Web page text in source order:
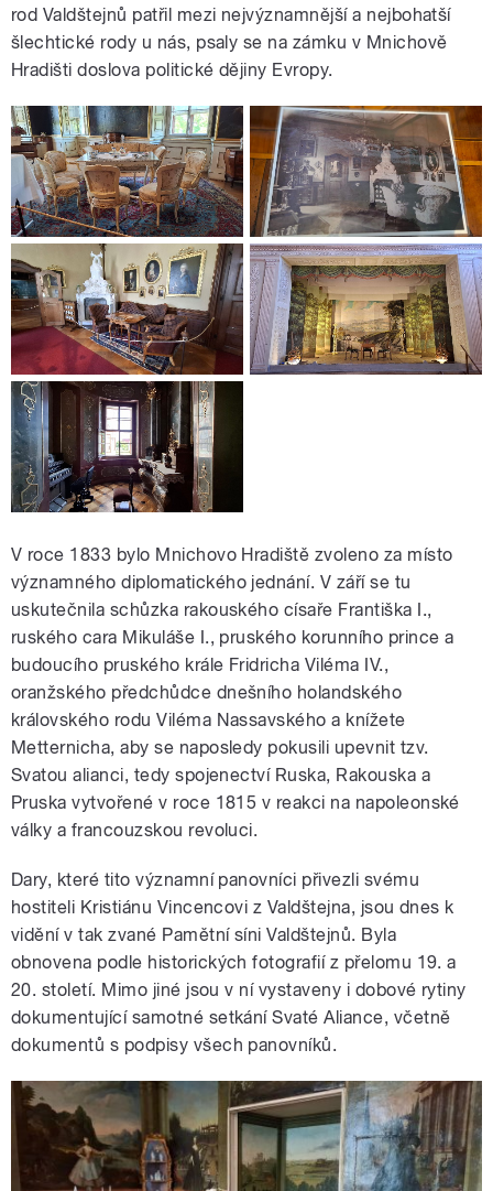
rod Valdštejnů patřil mezi nejvýznamnější a nejbohatší
šlechtické rody u nás, psaly se na zámku v Mnichově
Hradišti doslova politické dějiny Evropy.
V roce 1833 bylo Mnichovo Hradiště zvoleno za místo
významného diplomatického jednání. V září se tu
uskutečnila schůzka rakouského císaře Františka I.,
ruského cara Mikuláše I., pruského korunního prince a
budoucího pruského krále Fridricha Viléma IV.,
oranžského předchůdce dnešního holandského
královského rodu Viléma Nassavského a knížete
Metternicha, aby se naposledy pokusili upevnit tzv.
Svatou alianci, tedy spojenectví Ruska, Rakouska a
Pruska vytvořené v roce 1815 v reakci na napoleonské
války a francouzskou revoluci.
Dary, které tito významní panovníci přivezli svému
hostiteli Kristiánu Vincencovi z Valdštejna, jsou dnes k
vidění v tak zvané Pamětní síni Valdštejnů. Byla
obnovena podle historických fotografií z přelomu 19. a
20. století. Mimo jiné jsou v ní vystaveny i dobové rytiny
dokumentující samotné setkání Svaté Aliance, včetně
dokumentů s podpisy všech panovníků.